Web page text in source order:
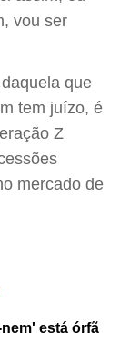
vou ser
que
tem juízo, é
Z
mercado de
está órfã